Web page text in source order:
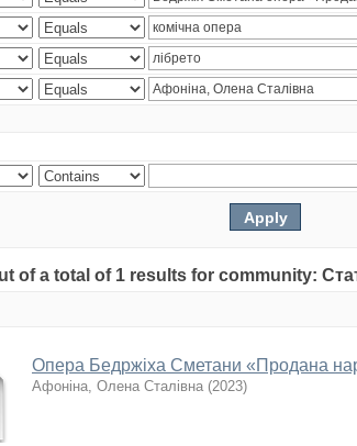
of a total of 1 results for community:
Опера Бедржіха Сметани «Продана
Афоніна, Олена Сталівна (2023)